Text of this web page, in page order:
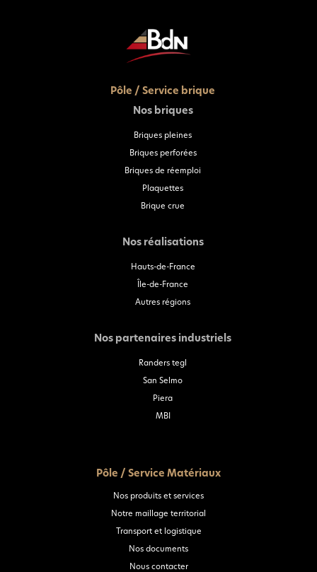
Pôle / Service brique
Nos briques
Briques pleines
Briques perforées
Briques de réemploi
Plaquettes
Brique crue
Nos réalisations
Hauts-de-France
Île-de-France
Autres régions
Nos partenaires industriels
Randers tegl
San Selmo
Piera
MBI
Pôle / Service Matériaux
Nos produits et services
Notre maillage territorial
Transport et logistique
Nos documents
Nous contacter